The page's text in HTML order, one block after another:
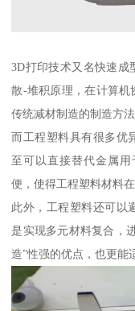
3D打印技术又名快速成
散-堆积原理，在计算机
传统减材制造的制造方法
而工程塑料具有很多优
至可以直接替代金属
便，使得工程塑料材料
此外，工程塑料还可以
是实现多元材料复合，
造”性强的优点，也更能